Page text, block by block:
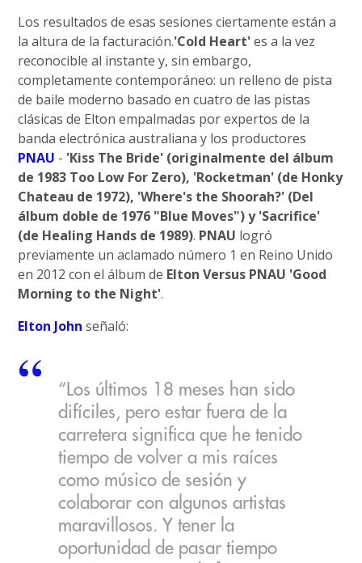
Los resultados de esas sesiones ciertamente están a
la altura de la facturación.'Cold Heart'es a la vez
reconocible al instante y, sin embargo,
completamente contemporáneo: un relleno de pista
de baile moderno basado en cuatro de las pistas
clásicas de Elton empalmadas por expertos de la
banda electrónica australiana y los productores
PNAU - 'Kiss The Bride' (originalmente del álbum
de 1983 Too Low For Zero), 'Rocketman' (de Honky
Chateau de 1972), 'Where's the Shoorah?' (Del
álbum doble de 1976 "Blue Moves") y 'Sacrifice'
(de Healing Hands de 1989). PNAU logró
previamente un aclamado número 1 en Reino Unido
en 2012 con el álbum de Elton Versus PNAU 'Good
Morning to the Night'.
Elton John señaló:
“Los últimos 18 meses han sido
difíciles, pero estar fuera de la
carretera significa que he tenido
tiempo de volver a mis raíces
como músico de sesión y
colaborar con algunos artistas
maravillosos. Y tener la
oportunidad de pasar tiempo